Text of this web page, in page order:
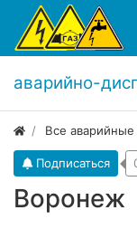
аварийно-
Все
Воронеж
Подписаться